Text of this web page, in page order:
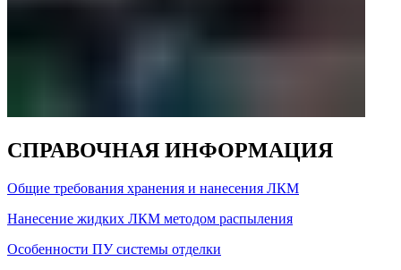
СПРАВОЧНАЯ ИНФОРМАЦИЯ
Общие требования хранения и нанесения ЛКМ
Нанесение жидких ЛКМ методом распыления
Особенности ПУ системы отделки